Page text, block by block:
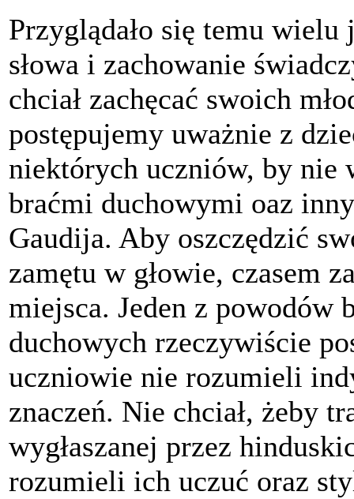
Przyglądało się temu
słowa i zachowanie
chciał zachęcać swoich
postępujemy uważnie z
niektórych uczniów, by nie
braćmi duchowymi oaz
Gaudija. Aby oszczędzić
zamętu w głowie, czasem
miejsca. Jeden z powodów
duchowych rzeczywiście
uczniowie nie rozumieli
znaczeń. Nie chciał, żeby
wygłaszanej przez
rozumieli ich uczuć oraz